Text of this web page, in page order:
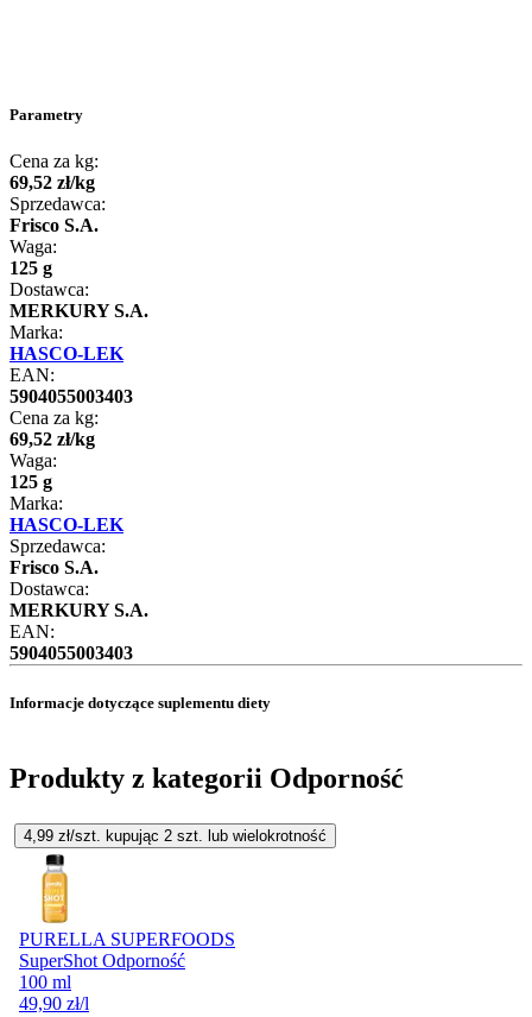
Parametry
Cena za kg:
69,52 zł/kg
Sprzedawca:
Frisco S.A.
Waga:
125 g
Dostawca:
MERKURY S.A.
Marka:
HASCO-LEK
EAN:
5904055003403
Cena za kg:
69,52 zł/kg
Waga:
125 g
Marka:
HASCO-LEK
Sprzedawca:
Frisco S.A.
Dostawca:
MERKURY S.A.
EAN:
5904055003403
Informacje dotyczące suplementu diety
Produkty z kategorii Odporność
4,99 zł/szt. kupując 2 szt. lub wielokrotność
PURELLA SUPERFOODS
SuperShot Odporność
100 ml
49,90 zł/l